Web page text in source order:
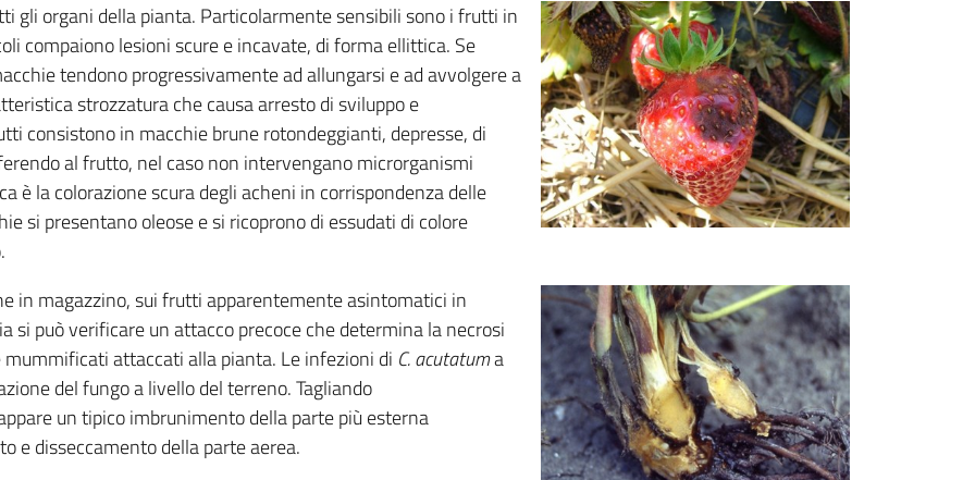
gli organi della pianta. Particolarmente sensibili sono i frutti in
compaiono lesioni scure e incavate, di forma ellittica. Se
tendono progressivamente ad allungarsi e ad avvolgere a
strozzatura che causa arresto di sviluppo e
consistono in macchie brune rotondeggianti, depresse, di
al frutto, nel caso non intervengano microrganismi
è la colorazione scura degli acheni in corrispondenza delle
si presentano oleose e si ricoprono di essudati di colore
in magazzino, sui frutti apparentemente asintomatici in
si può verificare un attacco precoce che determina la necrosi
attaccati alla pianta. Le infezioni di C. acutatuma
del fungo a livello del terreno. Tagliando
un tipico imbrunimento della parte più esterna
e disseccamento della parte aerea.